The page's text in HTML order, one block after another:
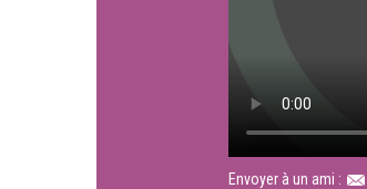
Envoyer à un ami :